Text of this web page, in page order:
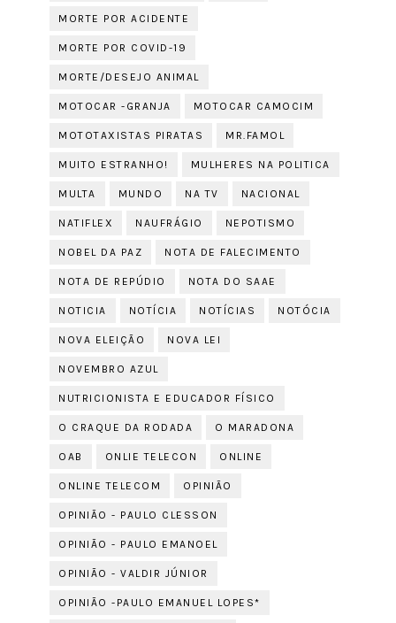
MORTE POR ACIDENTE
MORTE POR COVID-19
MORTE/DESEJO ANIMAL
MOTOCAR -GRANJA MOTOCAR CAMOCIM
MOTOTAXISTAS PIRATAS MR.FAMOL
MUITO ESTRANHO! MULHERES NA POLITICA
MULTA MUNDO NA TV NACIONAL
NATIFLEX NAUFRÁGIO NEPOTISMO
NOBEL DA PAZ NOTA DE FALECIMENTO
NOTA DE REPÚDIO NOTA DO SAAE
NOTICIA NOTÍCIA NOTÍCIAS NOTÓCIA
NOVA ELEIÇÃO NOVA LEI
NOVEMBRO AZUL
NUTRICIONISTA E EDUCADOR FÍSICO
O CRAQUE DA RODADA O MARADONA
OAB ONLIE TELECON ONLINE
ONLINE TELECOM OPINIÃO
OPINIÃO - PAULO CLESSON
OPINIÃO - PAULO EMANOEL
OPINIÃO - VALDIR JÚNIOR
OPINIÃO -PAULO EMANUEL LOPES*